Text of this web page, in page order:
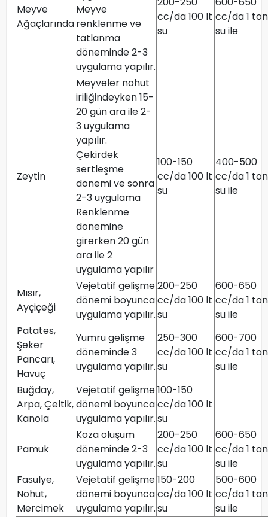
Meyve
Ağaçlarında
Meyve
renklenme ve
tatlanma
döneminde 2-3
uygulama yapılır.
cc/da 100 lt
su
cc/da 1 ton
su ile
Zeytin
Meyveler nohut
iriliğindeyken 15-
20 gün ara ile 2-
3 uygulama
yapılır.
Çekirdek
sertleşme
dönemi ve sonra
2-3 uygulama
Renklenme
dönemine
girerken 20 gün
ara ile 2
uygulama yapılır
100-150
cc/da 100 lt
su
400-500
cc/da 1 ton
su ile
Mısır,
Ayçiçeği
Vejetatif gelişme
dönemi boyunca
uygulama yapılır.
200-250
cc/da 100 lt
su
600-650
cc/da 1 ton
su ile
Patates,
Şeker
Pancarı,
Havuç
Yumru gelişme
döneminde 3
uygulama yapılır.
250-300
cc/da 100 lt
su
600-700
cc/da 1 ton
su ile
Buğday,
Arpa, Çeltik,
Kanola
Vejetatif gelişme
dönemi boyunca
uygulama yapılır.
100-150
cc/da 100 lt
su
Pamuk
Koza oluşum
döneminde 2-3
uygulama yapılır.
200-250
cc/da 100 lt
su
600-650
cc/da 1 ton
su ile
Fasulye,
Nohut,
Mercimek
Vejetatif gelişme
dönemi boyunca
uygulama yapılır.
150-200
cc/da 100 lt
su
500-600
cc/da 1 ton
su ile